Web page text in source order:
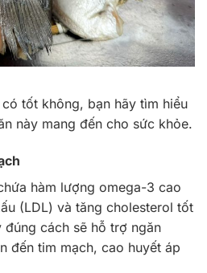
tốt không, bạn hãy tìm hiểu
này mang đến cho sức khỏe.
hàm lượng omega-3 cao
(LDL) và tăng cholesterol tốt
đúng cách sẽ hỗ trợ ngăn
đến tim mạch, cao huyết áp